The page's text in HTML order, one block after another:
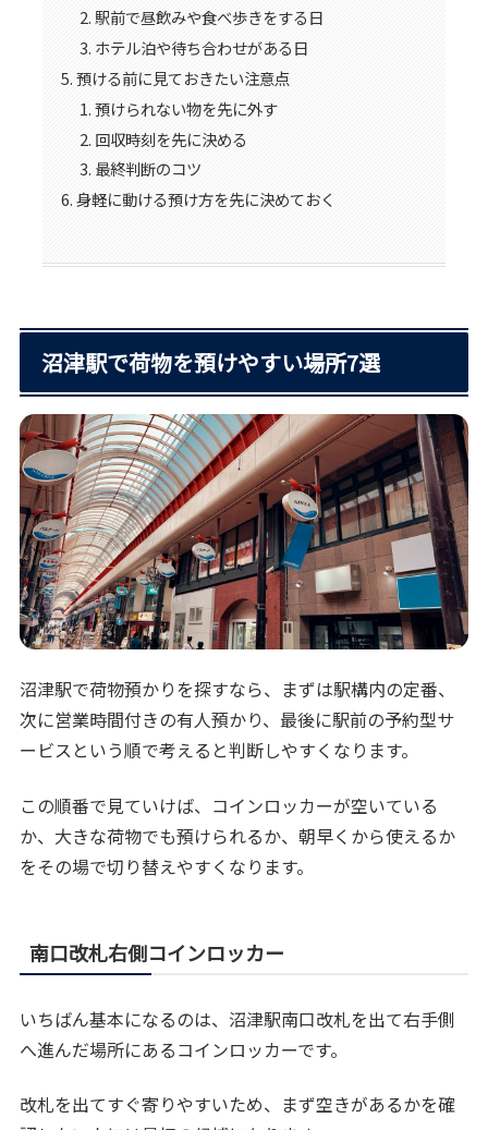
駅前で昼飲みや食べ歩きをする日
ホテル泊や待ち合わせがある日
預ける前に見ておきたい注意点
預けられない物を先に外す
回収時刻を先に決める
最終判断のコツ
身軽に動ける預け方を先に決めておく
沼津駅で荷物を預けやすい場所7選
沼津駅で荷物預かりを探すなら、まずは駅構内の定番、
次に営業時間付きの有人預かり、最後に駅前の予約型サ
ービスという順で考えると判断しやすくなります。
この順番で見ていけば、コインロッカーが空いている
か、大きな荷物でも預けられるか、朝早くから使えるか
をその場で切り替えやすくなります。
南口改札右側コインロッカー
いちばん基本になるのは、沼津駅南口改札を出て右手側
へ進んだ場所にあるコインロッカーです。
改札を出てすぐ寄りやすいため、まず空きがあるかを確